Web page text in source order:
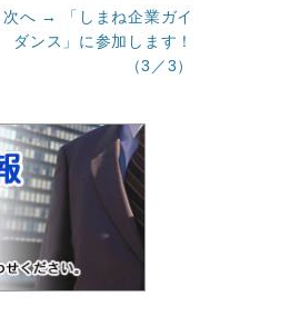
次へ →
次
の
「しまね企業ガイ
ダンス」に参加します！
（3／3）